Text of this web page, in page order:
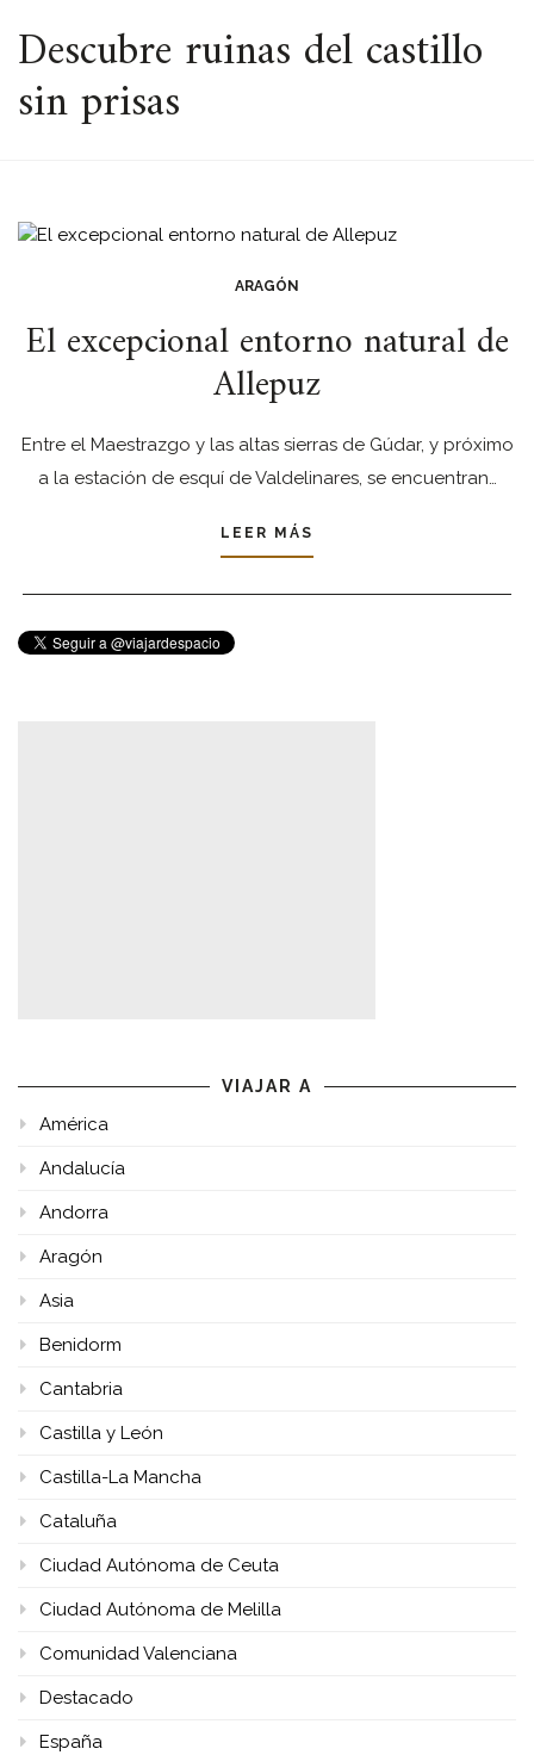
ESPACIO
Descubre ruinas del castillo
sin prisas
ARAGÓN
El excepcional entorno natural de
Allepuz
Entre el Maestrazgo y las altas sierras de Gúdar, y próximo
a la estación de esquí de Valdelinares, se encuentran…
LEER MÁS
VIAJAR A
América
Andalucía
Andorra
Aragón
Asia
Benidorm
Cantabria
Castilla y León
Castilla-La Mancha
Cataluña
Ciudad Autónoma de Ceuta
Ciudad Autónoma de Melilla
Comunidad Valenciana
Destacado
España